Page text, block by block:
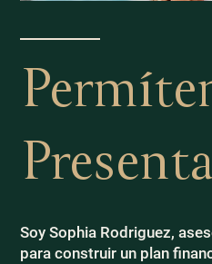
Soy Sophia Rodriguez,
para construir un plan